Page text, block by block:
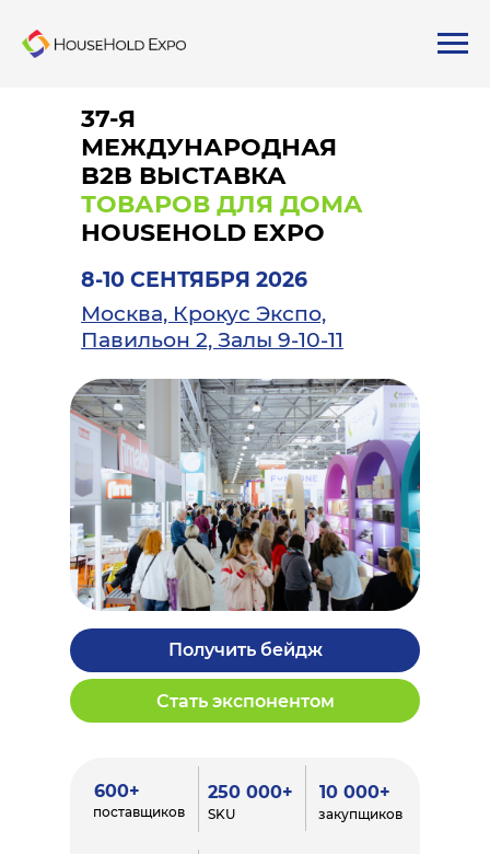
8-10 СЕНТЯБРЯ 2026
Москва, Крокус Экспо,
Павильон 2, Залы 9-10-11
37-Я
МЕЖДУНАРОДНАЯ
B2B ВЫСТАВКА
ТОВАРОВ ДЛЯ ДОМА
HOUSEHOLD EXPO
Получить бейдж
Стать экспонентом
600+
поставщиков
250 000+
SKU
10 000+
закупщиков